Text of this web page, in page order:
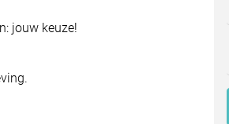
jouw keuze!